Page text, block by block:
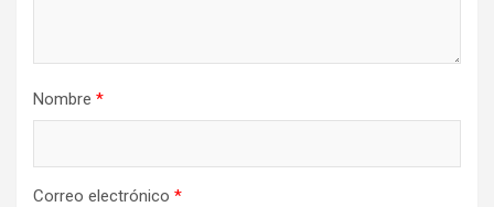
Nombre *
Correo electrónico *